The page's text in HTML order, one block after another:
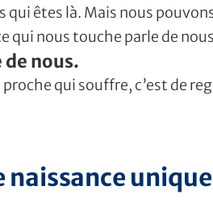
qui êtes là. Mais nous
qui nous touche parle de
nous.
qui souffre, c’est de
naissance unique